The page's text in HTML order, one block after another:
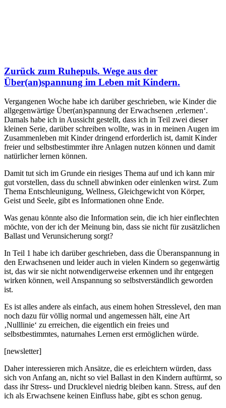
Zurück zum Ruhepuls. Wege aus der
Über(an)spannung im Leben mit Kindern.
Vergangenen Woche habe ich darüber geschrieben, wie Kinder die
allgegenwärtige Über(an)spannung der Erwachsenen ‚erlernen‘.
Damals habe ich in Aussicht gestellt, dass ich in Teil zwei dieser
kleinen Serie, darüber schreiben wollte, was in in meinen Augen im
Zusammenleben mit Kinder dringend erforderlich ist, damit Kinder
freier und selbstbestimmter ihre Anlagen nutzen können und damit
natürlicher lernen können.
Damit tut sich im Grunde ein riesiges Thema auf und ich kann mir
gut vorstellen, dass du schnell abwinken oder einlenken wirst. Zum
Thema Entschleunigung, Wellness, Gleichgewicht von Körper,
Geist und Seele, gibt es Informationen ohne Ende.
Was genau könnte also die Information sein, die ich hier einflechten
möchte, von der ich der Meinung bin, dass sie nicht für zusätzlichen
Ballast und Verunsicherung sorgt?
In Teil 1 habe ich darüber geschrieben, dass die Überanspannung in
den Erwachsenen und leider auch in vielen Kindern so gegenwärtig
ist, das wir sie nicht notwendigerweise erkennen und ihr entgegen
wirken können, weil Anspannung so selbstverständlich geworden
ist.
Es ist alles andere als einfach, aus einem hohen Stresslevel, den man
noch dazu für völlig normal und angemessen hält, eine Art
‚Nulllinie‘ zu erreichen, die eigentlich ein freies und
selbstbestimmtes, naturnahes Lernen erst ermöglichen würde.
[newsletter]
Daher interessieren mich Ansätze, die es erleichtern würden, dass
sich von Anfang an, nicht so viel Ballast in den Kindern auftürmt, so
dass ihr Stress- und Drucklevel niedrig bleiben kann. Stress, auf den
ich als Erwachsene keinen Einfluss habe, gibt es schon genug.